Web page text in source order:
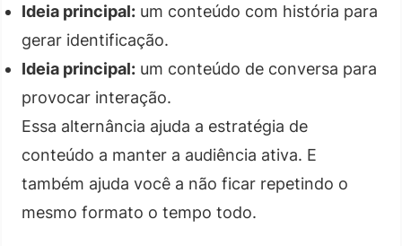
Ideia principal: um conteúdo com história para
gerar identificação.
Ideia principal: um conteúdo de conversa para
provocar interação.
Essa alternância ajuda a estratégia de
conteúdo a manter a audiência ativa. E
também ajuda você a não ficar repetindo o
mesmo formato o tempo todo.